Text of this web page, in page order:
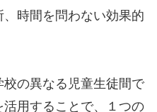
時間を問わない効果的
校の異なる児童生徒間で
活用することで、１つの